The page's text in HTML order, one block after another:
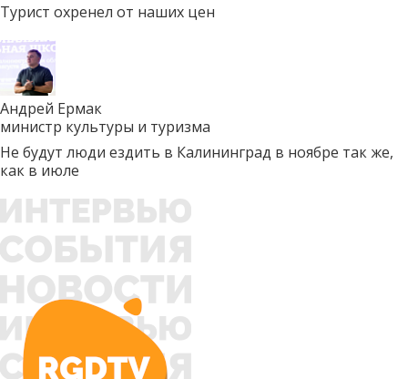
Турист охренел от наших цен
Андрей Ермак
министр культуры и туризма
Не будут люди ездить в Калининград в ноябре так же,
как в июле